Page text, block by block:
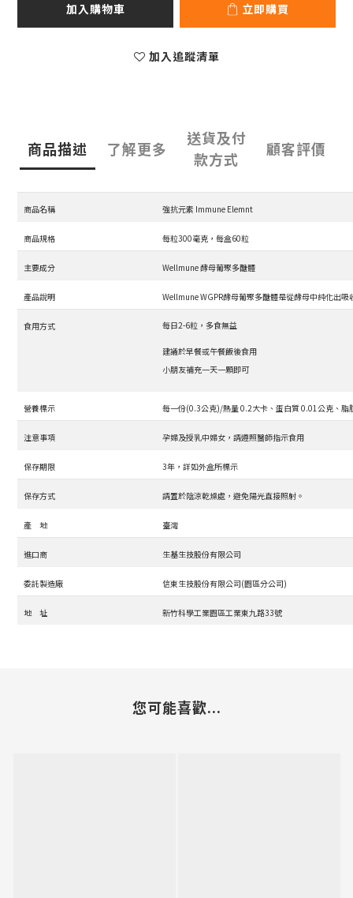
加入購物車 立即購買
加入追蹤清單
商品描述 了解更多
送貨及付
款方式
顧客評價
商品名稱 強抗元素 Immune Elemnt
商品規格 每粒300毫克，每盒60粒
主要成分 Wellmune 酵母葡聚多醣體
產品說明 Wellmune WGPR酵母葡聚多醣體是從酵母中純化出吸
食用方式 每日2-6粒，多食無益
建議於早餐或午餐飯後食用
小朋友補充一天一顆即可
營養標示 每一份(0.3公克)/熱量 0.2大卡、蛋白質 0.01公克、脂
注意事項 孕婦及授乳中婦女，請遵照醫師指示食用
保存期限 3年，詳如外盒所標示
保存方式 請置於陰涼乾燥處，避免陽光直接照射。
產 地 臺灣
進口商 生基生技股份有限公司
委託製造廠 信東生技股份有限公司(園區分公司)
地 址 新竹科學工業園區工業東九路33號
您可能喜歡...